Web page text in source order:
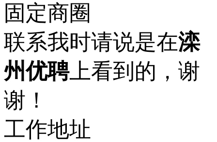
固定商圈
联系我时请说是在滦
州优聘上看到的，谢
谢！
工作地址